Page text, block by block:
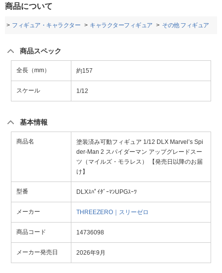
商品について
フィギュア・キャラクター キャラクターフィギュア その他 フィギュア
商品スペック
全長（mm） 約157
スケール 1/12
基本情報
商品名
塗装済み可動フィギュア 1/12 DLX Marvel’s Spi
der-Man 2 スパイダーマン アップグレードスー
ツ（マイルズ・モラレス） 【発売日以降のお届
け】
型番 DLXｽﾊﾟｲﾀﾞｰﾏﾝUPGｽｰﾂ
メーカー THREEZERO｜スリーゼロ
商品コード 14736098
メーカー発売日 2026年9月